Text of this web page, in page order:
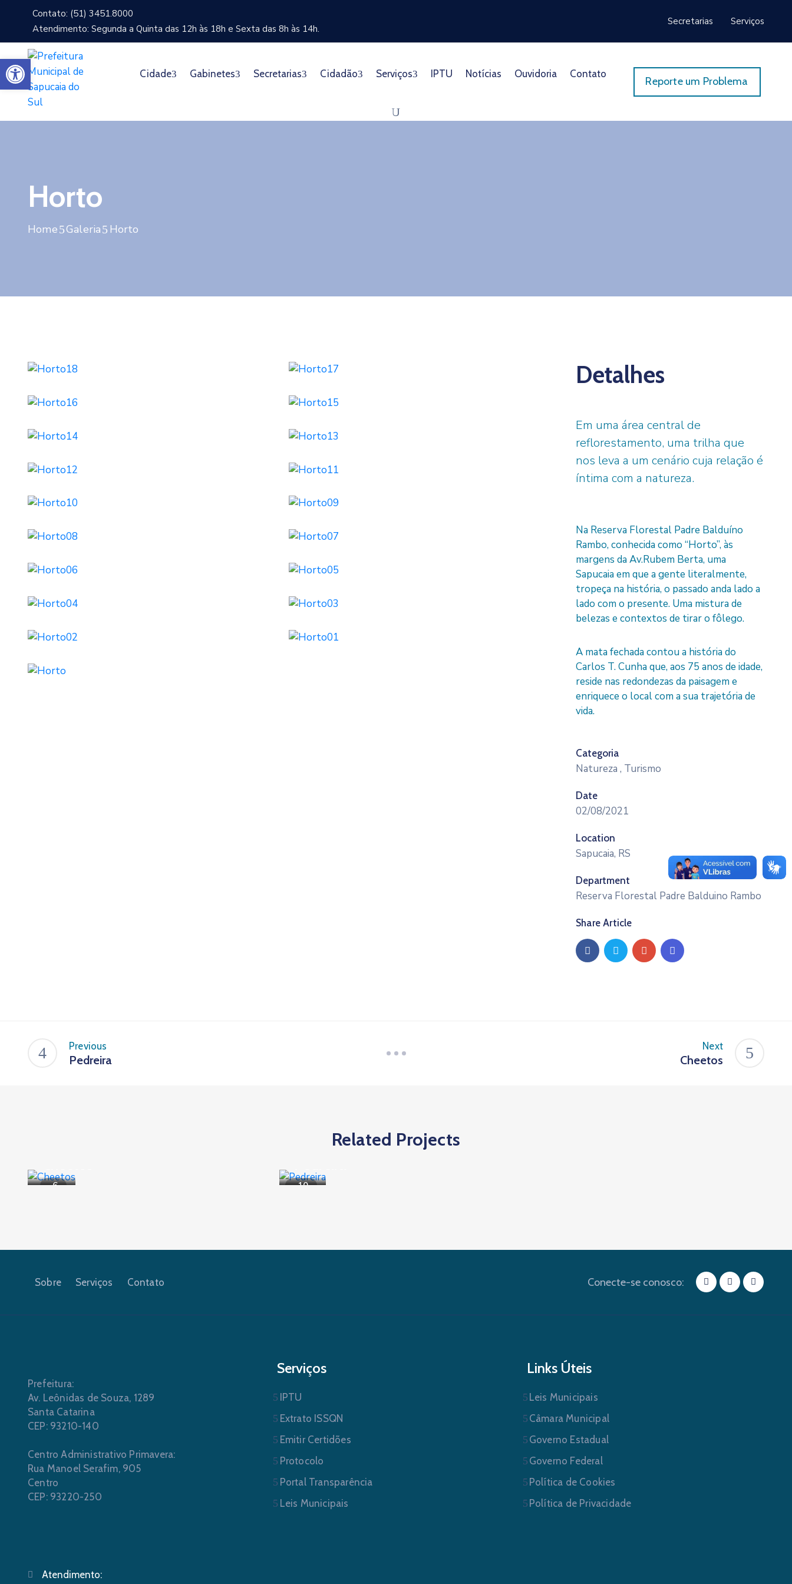
Contato: (51) 3451.8000
Atendimento: Segunda a Quinta das 12h às 18h e Sexta das 8h às 14h.
Secretarias Serviços
Cidade Gabinetes Secretarias Cidadão Serviços IPTU Notícias Ouvidoria Contato
Reporte um Problema
Horto
Home Galeria Horto
Detalhes
Em uma área central de
reflorestamento, uma trilha que
nos leva a um cenário cuja relação é
íntima com a natureza.
Na Reserva Florestal Padre Balduíno
Rambo, conhecida como “Horto”, às
margens da Av.Rubem Berta, uma
Sapucaia em que a gente literalmente,
tropeça na história, o passado anda lado a
lado com o presente. Uma mistura de
belezas e contextos de tirar o fôlego.
A mata fechada contou a história do
Carlos T. Cunha que, aos 75 anos de idade,
reside nas redondezas da paisagem e
enriquece o local com a sua trajetória de
vida.
Categoria
Natureza , Turismo
Date
02/08/2021
Location
Sapucaia, RS
Department
Reserva Florestal Padre Balduino Rambo
Share Article
Previous
Pedreira
Next
Cheetos
Related Projects
6 10
, Turismo
Sobre Serviços Contato Conecte-se conosco:
Prefeitura:
Av. Leônidas de Souza, 1289
Santa Catarina
CEP: 93210-140
Centro Administrativo Primavera:
Rua Manoel Serafim, 905
Centro
CEP: 93220-250
Atendimento:
Serviços
IPTU
Extrato ISSQN
Emitir Certidões
Protocolo
Portal Transparência
Leis Municipais
Links Úteis
Leis Municipais
Câmara Municipal
Governo Estadual
Governo Federal
Política de Cookies
Política de Privacidade
Abrir a barra de ferramentas